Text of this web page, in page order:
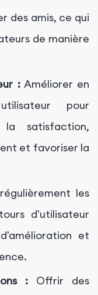
des amis, ce qui
de manière
:Améliorer en
pour
satisfaction,
et favoriser la
les
d'utilisateur
et
: Offrir des